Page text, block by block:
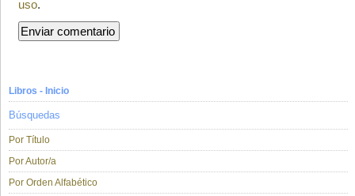
uso.
Libros - Inicio
Búsquedas
Por Título
Por Autor/a
Por Orden Alfabético